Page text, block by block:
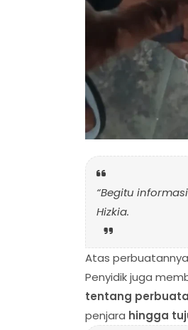
“Begitu
Hizkia.
Atas
Penyidik juga
tentang
penjara hingga